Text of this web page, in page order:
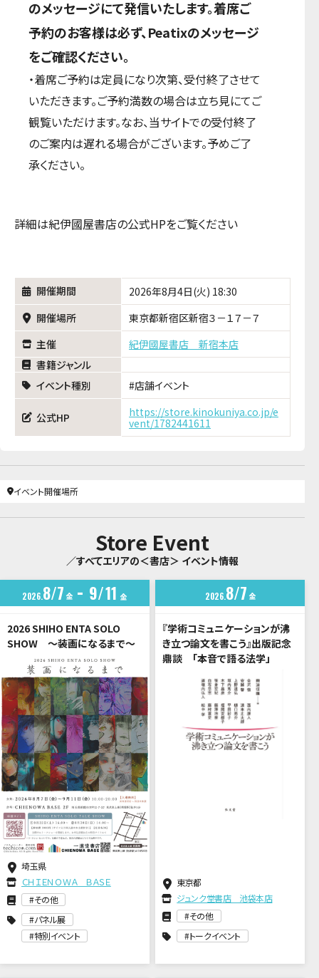
のメッセージにて発信いたします。着席ご
予約のお客様は必ず、Peatixのメッセージ
をご確認ください。
・着席ご予約は定員になり次第、受付終了させて
いただきます。ご予約満数の場合は立ち見にてご
観覧いただけます。なお、当サイトでの受付終了
のご案内は遅れる場合がございます。予めご了
承ください。
詳細は紀伊國屋書店の公式HPをご覧ください
開催期間
2026年8月4日(火) 18:30
開催場所
東京都新宿区新宿３－１７－７
主催
紀伊國屋書店 新宿本店
書籍ジャンル
イベント種別
店舗イベント
公式HP
https://store.kinokuniya.co.jp/e
vent/1782441611
イベント開催場所
Store Event
／すべてエリアの＜書店＞ イベント情報
2026 8 7 金 9 11 金
2026 SHIHO ENTA SOLO
SHOW ～装画になるまで～
埼玉県
ＣＨＩＥＮＯＷＡ ＢＡＳＥ
その他
パネル展
特別イベント
20268 7 金
『学術コミュニケーションが沸
き立つ論文を書こう』出版記念
鼎談 「本音で語る法学」
東京都
ジュンク堂書店 池袋本店
その他
トークイベント